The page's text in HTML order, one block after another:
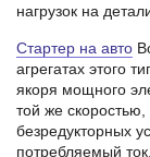
нагрузок на
Стартер на авто
агрегатах этого
якоря мощного
той же
безредукторных
потребляемый